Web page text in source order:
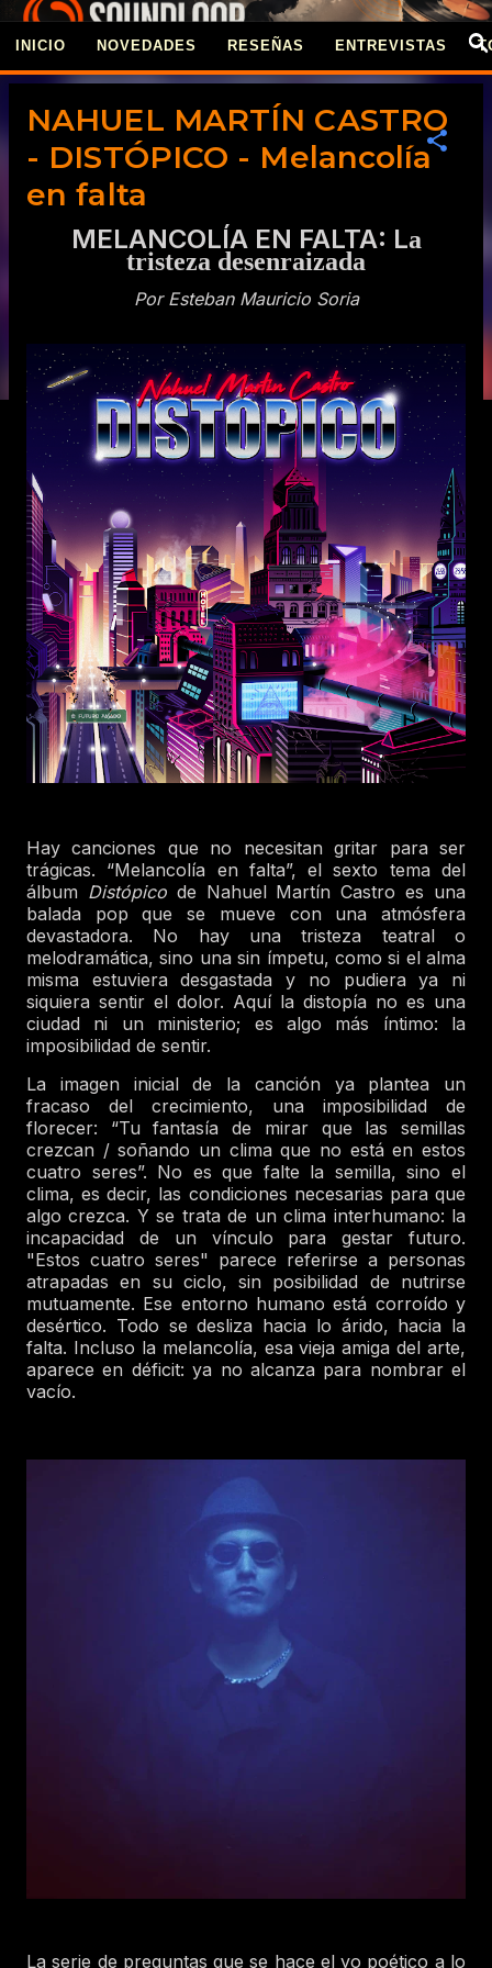
Ir al contenido principal
REVISTA
INICIO NOVEDADES RESEÑAS ENTREVISTAS
NAHUEL MARTÍN CASTRO
- DISTÓPICO - Melancolía
en falta
MELANCOLÍA EN FALTA: La
tristeza desenraizada
Por Esteban Mauricio Soria
Hay canciones que no necesitan gritar para ser
trágicas. “Melancolía en falta”, el sexto tema del
álbum Distópicode Nahuel Martín Castro es una
balada pop que se mueve con una atmósfera
devastadora. No hay una tristeza teatral o
melodramática, sino una sin ímpetu, como si el alma
misma estuviera desgastada y no pudiera ya ni
siquiera sentir el dolor. Aquí la distopía no es una
ciudad ni un ministerio; es algo más íntimo: la
imposibilidad de sentir.
La imagen inicial de la canción ya plantea un
fracaso del crecimiento, una imposibilidad de
florecer: “Tu fantasía de mirar que las semillas
crezcan / soñando un clima que no está en estos
cuatro seres”. No es que falte la semilla, sino el
clima, es decir, las condiciones necesarias para que
algo crezca. Y se trata de un clima interhumano: la
incapacidad de un vínculo para gestar futuro.
"Estos cuatro seres" parece referirse a personas
atrapadas en su ciclo, sin posibilidad de nutrirse
mutuamente. Ese entorno humano está corroído y
desértico. Todo se desliza hacia lo árido, hacia la
falta. Incluso la melancolía, esa vieja amiga del arte,
aparece en déficit: ya no alcanza para nombrar el
vacío.
La serie de preguntas que se hace el yo poético a lo